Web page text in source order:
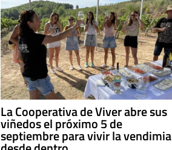
La Cooperativa de Viver abre sus
viñedos el próximo 5 de
septiembre para vivir la vendimia